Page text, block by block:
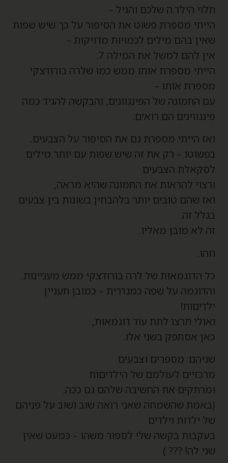
הילד.ה שלכם והגיל –
מספרת פשוט את הסיפור על כך שיש שפות
בהם מילים לכמויות מדויקות –
להם למשל את המילה 7.
מספרת אותו ממש כמו שלרה בורודצקי
אותו –
התמונה של הפינגוונים, והבקשה להגיד כמה
הם רואים.
הייתי מספרת גם את הסיפור על הצבעים.
– רק את זה שיש שפות עם יותר מילים
הצבעים
להראות את התמונה שהיא מראה,
שהם טובים יותר בלהבחין בשונות בין צבעים
זה.
לא מובן מאליו.
הדוגמאות של לרה בורודצקי ממש מעניינות.
על שפה כמגדרית – כמובן תעניין
תרצו לתת עוד דוגמאות,
אסתפק בשני אלו.
מספרים וצבעים
לעולמם של הילדיםות
את החשיבה שלהם גם ככה.
שהשמחה שאני רואה שוב ושוב על פניהם
ילדות וילדים
בקשה שלי לספור משהו – כמעט שאין
לה! ??? )